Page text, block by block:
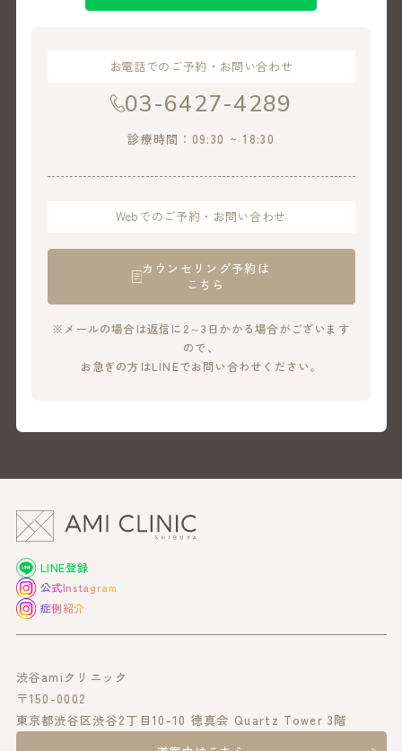
お電話でのご予約・お問い合わせ
03-6427-4289
診療時間：09:30 ~ 18:30
Webでのご予約・お問い合わせ
カウンセリング予約は
こちら
※メールの場合は返信に2～3日かかる場合がございます
ので、
お急ぎの方はLINEでお問い合わせください。
LINE登録
公式Instagram
症例紹介
渋谷amiクリニック
〒150-0002
東京都渋谷区渋谷2丁目10-10 徳真会 Quartz Tower 3階